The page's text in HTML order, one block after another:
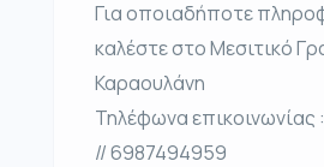
Για οποιαδήποτε
καλέστε στο Μεσιτικό
Καραουλάνη
Τηλέφωνα επικοινωνίας
// 6987494959